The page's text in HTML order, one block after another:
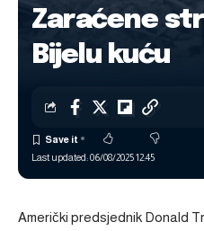
Zaraćene
Bijelu kuću
Last updated: 06/08/2025 12:45
Američki predsjednik Donald